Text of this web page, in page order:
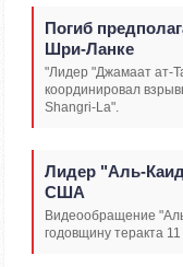
Погиб
Шри-Ланке
"Лидер "Джамаат ат-
координировал
Shangri-La".
Лидер "Аль-
США
Видеообращение
годовщину теракта 11